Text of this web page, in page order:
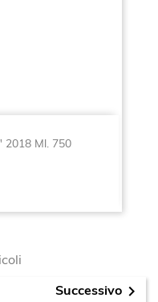
2018 Ml. 750
Successivo 